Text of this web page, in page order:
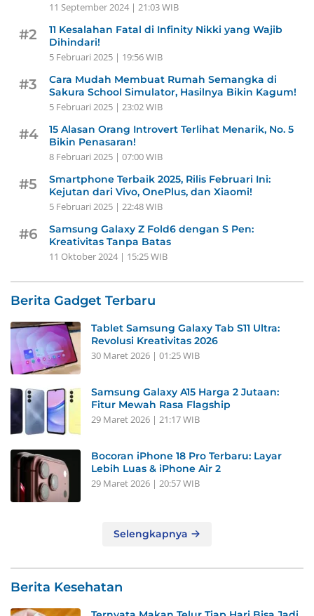
11 September 2024 | 21:03 WIB
#2
11 Kesalahan Fatal di Infinity Nikki yang Wajib
Dihindari!
5 Februari 2025 | 19:56 WIB
#3
Cara Mudah Membuat Rumah Semangka di
Sakura School Simulator, Hasilnya Bikin Kagum!
5 Februari 2025 | 23:02 WIB
#4
15 Alasan Orang Introvert Terlihat Menarik, No. 5
Bikin Penasaran!
8 Februari 2025 | 07:00 WIB
#5
Smartphone Terbaik 2025, Rilis Februari Ini:
Kejutan dari Vivo, OnePlus, dan Xiaomi!
5 Februari 2025 | 22:48 WIB
#6
Samsung Galaxy Z Fold6 dengan S Pen:
Kreativitas Tanpa Batas
11 Oktober 2024 | 15:25 WIB
Berita Gadget Terbaru
Tablet Samsung Galaxy Tab S11 Ultra:
Revolusi Kreativitas 2026
30 Maret 2026 | 01:25 WIB
Samsung Galaxy A15 Harga 2 Jutaan:
Fitur Mewah Rasa Flagship
29 Maret 2026 | 21:17 WIB
Bocoran iPhone 18 Pro Terbaru: Layar
Lebih Luas & iPhone Air 2
29 Maret 2026 | 20:57 WIB
Selengkapnya
Berita Kesehatan